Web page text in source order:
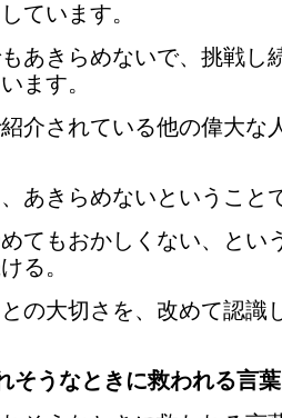
ています。
あきらめないで、挑戦し
ます。
介されている他の偉大な
あきらめないということ
てもおかしくない、とい
る。
の大切さを、改めて認識
そうなときに救われる言葉